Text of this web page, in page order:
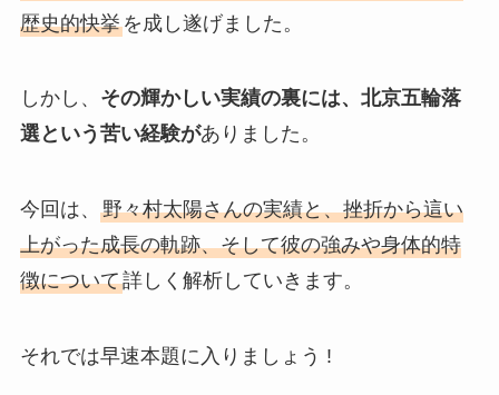
歴史的快挙を成し遂げました。
しかし、 その輝かしい実績の裏には、北京五輪落
選という苦い経験がありました。
今回は、 野々村太陽さんの実績と、挫折から這い
上がった成長の軌跡、そして彼の強みや身体的特
徴について詳しく解析していきます。
それでは早速本題に入りましょう !